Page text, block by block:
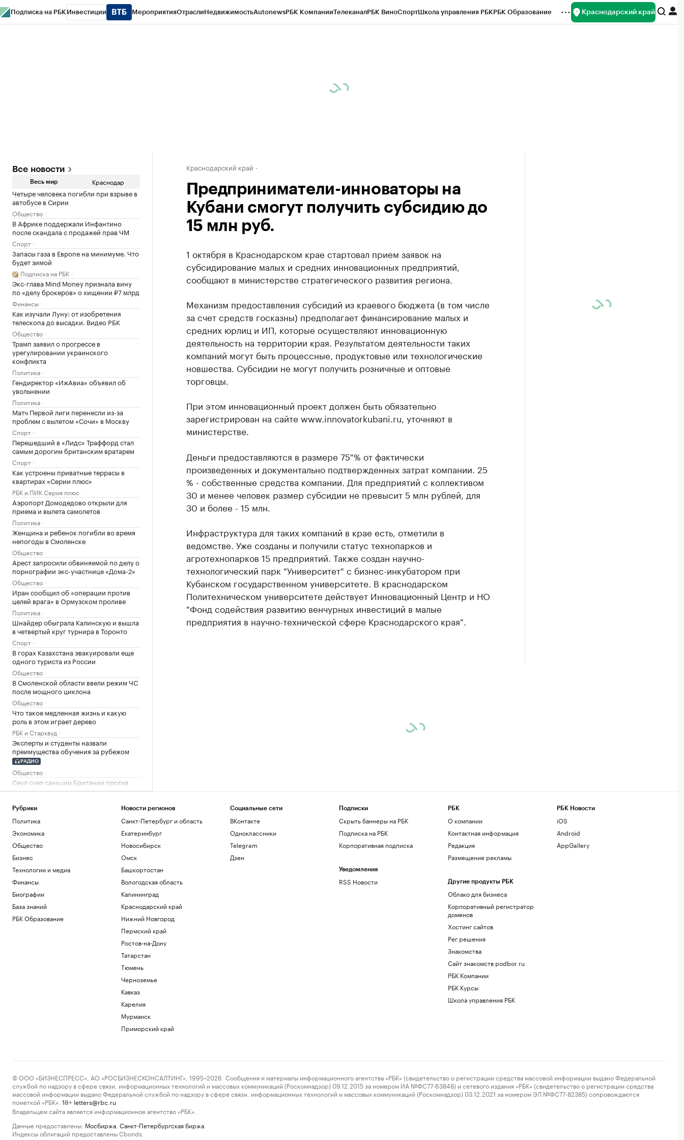
Подписка на РБК Инвестиции МероприятияОтраслиНедвижимостьAutonewsРБК КомпанииТелеканалРБК ВиноСпортШкола управления РБКРБК Образование Краснодарский край
Все новости
Весь мир Краснодар
Четыре человека погибли при взрыве в
автобусе в Сирии
Общество
В Африке поддержали Инфантино
после скандала с продажей прав ЧМ
Спорт
Запасы газа в Европе на минимуме. Что
будет зимой
Подписка на РБК
Экс-глава Mind Money признала вину
по «делу брокеров» о хищении ₽7 млрд
Финансы
Как изучали Луну: от изобретения
телескопа до высадки. Видео РБК
Общество
Трамп заявил о прогрессе в
урегулировании украинского
конфликта
Политика
Гендиректор «ИжАвиа» объявил об
увольнении
Политика
Матч Первой лиги перенесли из-за
проблем с вылетом «Сочи» в Москву
Спорт
Перешедший в «Лидс» Траффорд стал
самым дорогим британским вратарем
Спорт
Как устроены приватные террасы в
квартирах «Серии плюс»
РБК и ПИК Серия плюс
Аэропорт Домодедово открыли для
приема и вылета самолетов
Политика
Женщина и ребенок погибли во время
непогоды в Смоленске
Общество
Арест запросили обвиняемой по делу о
порнографии экс-участнице «Дома-2»
Общество
Иран сообщил об «операции против
целей врага» в Ормузском проливе
Политика
Шнайдер обыграла Калинскую и вышла
в четвертый круг турнира в Торонто
Спорт
В горах Казахстана эвакуировали еще
одного туриста из России
Общество
В Смоленской области ввели режим ЧС
после мощного циклона
Общество
Что такое медленная жизнь и какую
роль в этом играет дерево
РБК и Старквуд
Эксперты и студенты назвали
преимущества обучения за рубежом
РАДИО
Общество
Сеул счел санкции Британии против
России угрозой своей
Политика
Краснодарский край
Предприниматели-инноваторы на
Кубани смогут получить субсидию до
15 млн руб.
1 октября в Краснодарском крае стартовал прием заявок на
субсидирование малых и средних инновационных предприятий,
сообщают в министерстве стратегического развития региона.
Механизм предоставления субсидий из краевого бюджета (в том числе
за счет средств госказны) предполагает финансирование малых и
средних юрлиц и ИП, которые осуществляют инновационную
деятельность на территории края. Результатом деятельности таких
компаний могут быть процессные, продуктовые или технологические
новшества. Субсидии не могут получить розничные и оптовые
торговцы.
При этом инновационный проект должен быть обязательно
зарегистрирован на сайте www.innovatorkubani.ru, уточняют в
министерстве.
Деньги предоставляются в размере 75 % от фактически
произведенных и документально подтвержденных затрат компании. 25
% - собственные средства компании. Для предприятий с коллективом
30 и менее человек размер субсидии не превысит 5 млн рублей, для
30 и более - 15 млн.
Инфраструктура для таких компаний в крае есть, отметили в
ведомстве. Уже созданы и получили статус технопарков и
агротехнопарков 15 предприятий. Также создан научно-
технологический парк "Университет" с бизнес-инкубатором при
Кубанском государственном университете. В краснодарском
Политехническом университете действует Инновационный Центр и НО
"Фонд содействия развитию венчурных инвестиций в малые
предприятия в научно-технической сфере Краснодарского края".
Рубрики
Политика
Экономика
Общество
Бизнес
Технологии и медиа
Финансы
Биографии
База знаний
РБК Образование
Новости регионов
Санкт-Петербург и область
Екатеринбург
Новосибирск
Омск
Башкортостан
Вологодская область
Калининград
Краснодарский край
Нижний Новгород
Пермский край
Ростов-на-Дону
Татарстан
Тюмень
Черноземье
Кавказ
Карелия
Мурманск
Приморский край
Социальные сети
ВКонтакте
Одноклассники
Telegram
Дзен
Подписки
Скрыть баннеры на РБК
Подписка на РБК
Корпоративная подписка
Уведомления
RSS Новости
РБК
О компании
Контактная информация
Редакция
Размещение рекламы
Другие продукты РБК
Облако для бизнеса
Корпоративный регистратор
доменов
Хостинг сайтов
Рег.решения
Знакомства
Сайт знакомств podbor.ru
РБК Компании
РБК Курсы
Школа управления РБК
РБК Новости
iOS
Android
AppGallery
© ООО «БИЗНЕСПРЕСС», АО «РОСБИЗНЕСКОНСАЛТИНГ», 1995–2026. Сообщения и материалы информационного агентства «РБК» (свидетельство о регистрации средства массовой информации выдано Федеральной
службой по надзору в сфере связи, информационных технологий и массовых коммуникаций (Роскомнадзор) 09.12.2015 за номером ИА №ФС77-63848) и сетевого издания «РБК» (свидетельство о регистрации средства
массовой информации выдано Федеральной службой по надзору в сфере связи, информационных технологий и массовых коммуникаций (Роскомнадзор) 03.12.2021 за номером ЭЛ №ФС77-82385) сопровождаются
пометкой «РБК».
18+ letters@rbc.ru
Владельцем сайта является информационное агентство «РБК».
Данные предоставлены: Мосбиржа Санкт-Петербургская биржа
Индексы облигаций предоставлены Cbonds.